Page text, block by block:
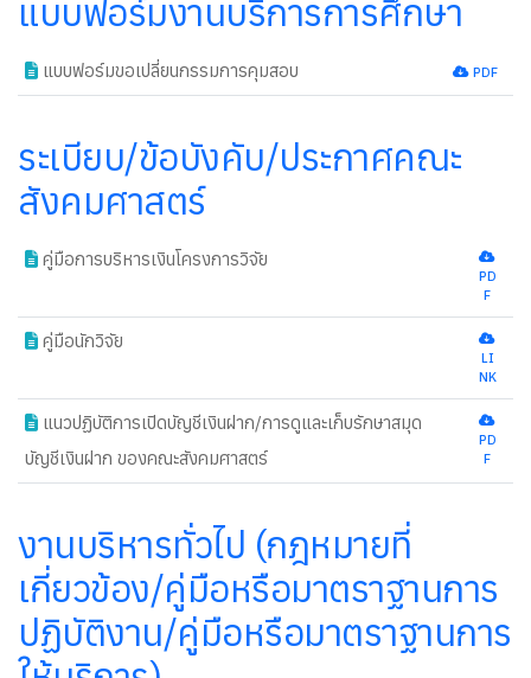
แบบฟอร์มงานบริการการศึกษา
แบบฟอร์มขอเปลี่ยนกรรมการคุมสอบ PDF
ระเบียบ/ข้อบังคับ/ประกาศคณะ
สังคมศาสตร์
คู่มือการบริหารเงินโครงการวิจัย
PD
F
คู่มือนักวิจัย
LI
NK
แนวปฏิบัติการเปิดบัญชีเงินฝาก/การดูและเก็บรักษาสมุด
บัญชีเงินฝาก ของคณะสังคมศาสตร์
PD
F
งานบริหารทั่วไป (กฎหมายที่
เกี่ยวข้อง/คู่มือหรือมาตราฐานการ
ปฏิบัติงาน/คู่มือหรือมาตราฐานการ